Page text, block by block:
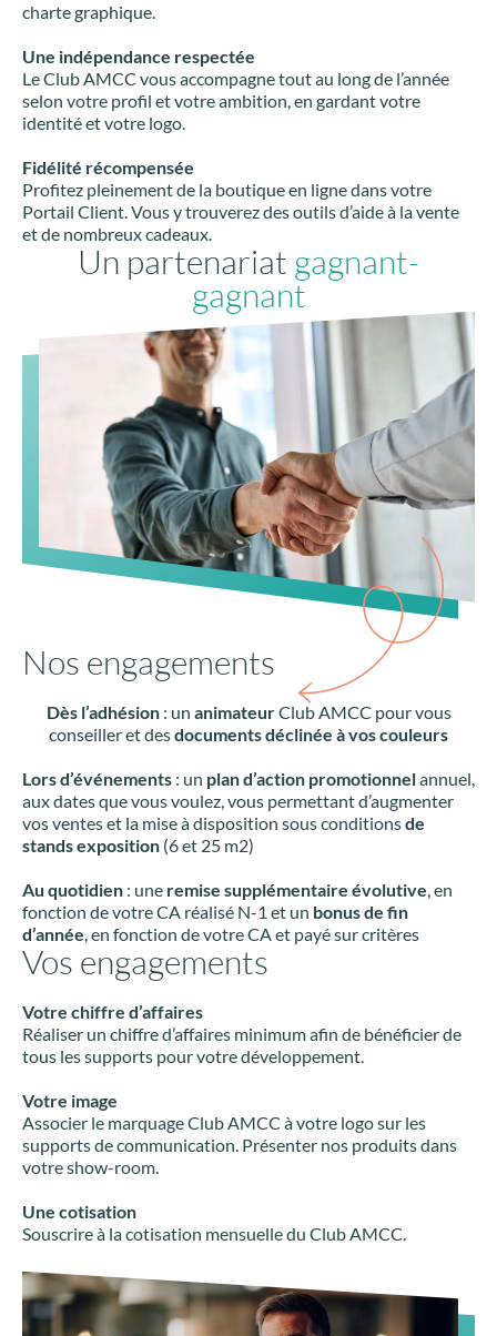
charte graphique.
Une indépendance respectée
Le Club AMCC vous accompagne tout au long de l’année
selon votre profil et votre ambition, en gardant votre
identité et votre logo.
Fidélité récompensée
Profitez pleinement de la boutique en ligne dans votre
Portail Client. Vous y trouverez des outils d’aide à la vente
et de nombreux cadeaux.
Un partenariat gagnant-
gagnant
Nos engagements
Dès l’adhésion: un animateurClub AMCC pour vous
conseiller et desdocuments déclinée à vos couleurs
Lors d’événements : un plan d’action promotionnelannuel,
aux dates que vous voulez, vous permettant d’augmenter
vos ventes et la mise à disposition sous conditionsde
stands exposition (6 et 25 m2)
Au quotidien : une remise supplémentaire évolutive , en
fonction de votre CA réalisé N-1 et un bonus de fin
d’année , en fonction de votre CA et payé sur critères
Vos engagements
Votre chiffre d’affaires
Réaliser un chiffre d’affaires minimum afin de bénéficier de
tous les supports pour votre développement.
Votre image
Associer le marquage Club AMCC à votre logo sur les
supports de communication. Présenter nos produits dans
votre show-room.
Une cotisation
Souscrire à la cotisation mensuelle du Club AMCC.